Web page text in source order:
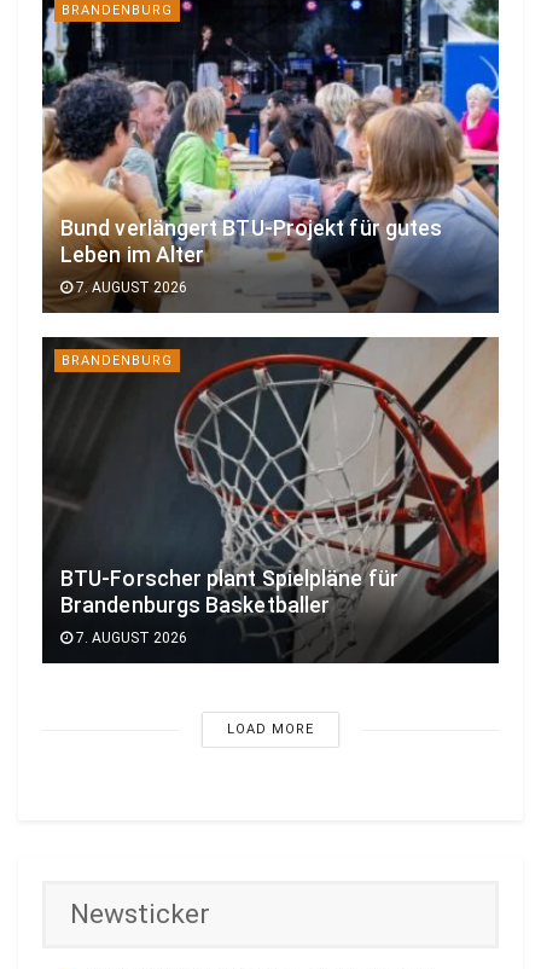
BRANDENBURG
Bund verlängert BTU-Projekt für gutes
Leben im Alter
7. AUGUST 2026
BRANDENBURG
BTU-Forscher plant Spielpläne für
Brandenburgs Basketballer
7. AUGUST 2026
LOAD MORE
Newsticker